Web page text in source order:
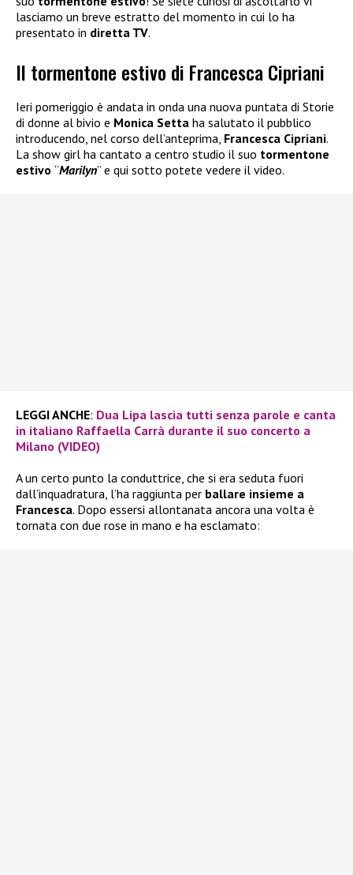
lasciamo un breve estratto del momento in cui lo ha
presentato in diretta TV.
Il tormentone estivo di Francesca Cipriani
Ieri pomeriggio è andata in onda una nuova puntata di Storie
di donne al bivio e Monica Setta ha salutato il pubblico
introducendo, nel corso dell’anteprima, Francesca Cipriani.
La show girl ha cantato a centro studio il suo tormentone
estivo “Marilyn” e qui sotto potete vedere il video.
LEGGI ANCHE: Dua Lipa lascia tutti senza parole e canta
in italiano Raffaella Carrà durante il suo concerto a
Milano (VIDEO)
A un certo punto la conduttrice, che si era seduta fuori
dall’inquadratura, l’ha raggiunta per ballare insieme a
Francesca. Dopo essersi allontanata ancora una volta è
tornata con due rose in mano e ha esclamato: